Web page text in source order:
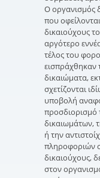
O οργανισμός
που
δικαιούχους
αργότερο
τέλος του
εισπράχθηκαν
δικαιώματα,
σχετίζονται
υποβολή
προσδιορισμό
δικαιωμάτων,
ή την
πληροφοριών
δικαιούχους,
στον